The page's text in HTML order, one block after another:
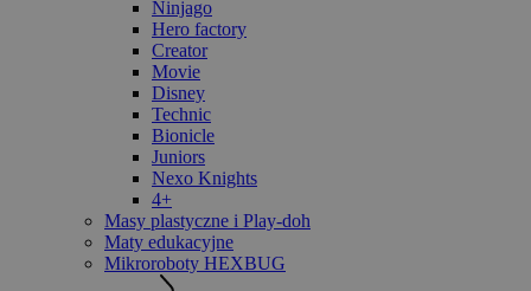
Ninjago
Hero factory
Creator
Movie
Disney
Technic
Bionicle
Juniors
Nexo Knights
4+
Masy plastyczne i Play-doh
Maty edukacyjne
Mikroroboty HEXBUG